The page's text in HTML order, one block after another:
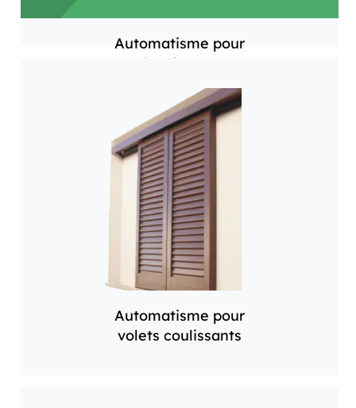
Automatisme pour
volets battants
Automatisme pour
volets coulissants